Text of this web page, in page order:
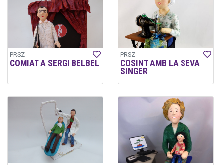
PRSZ
COMIAT A SERGI BELBEL
PRSZ
COSINT AMB LA SEVA
SINGER